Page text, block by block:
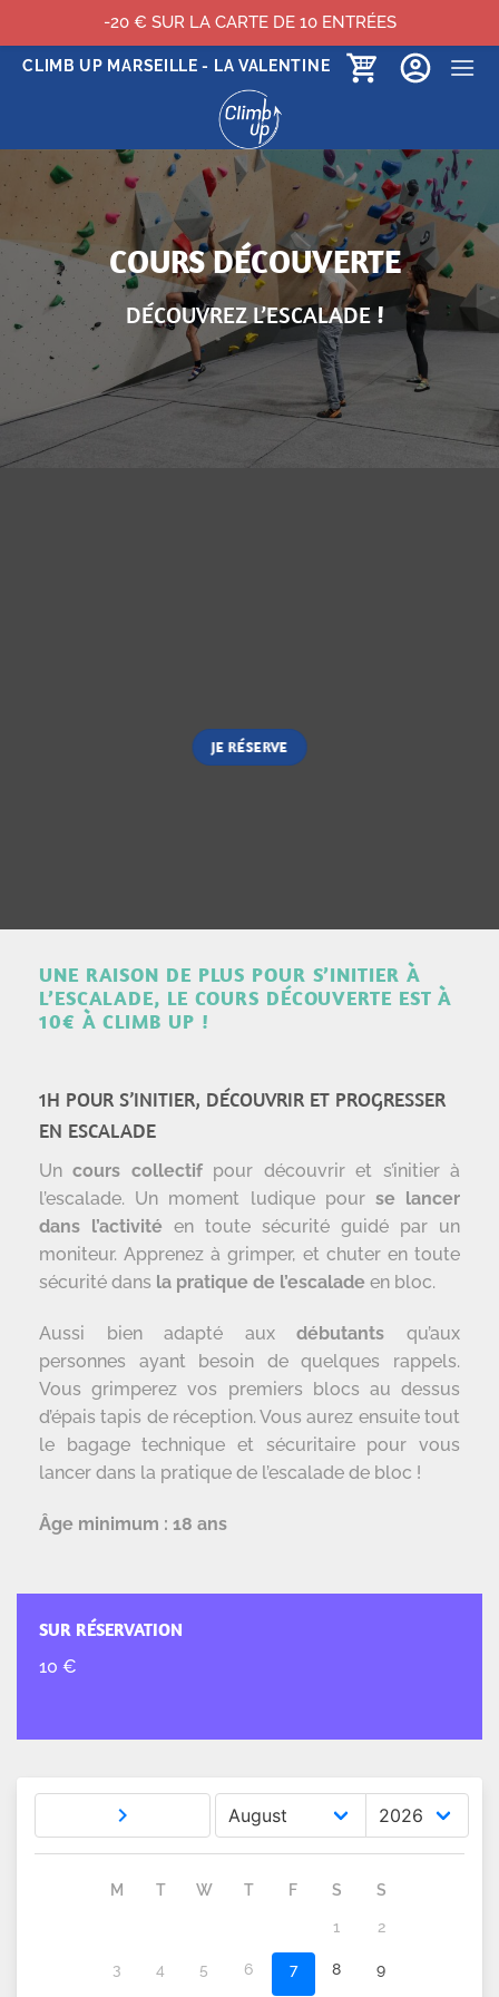
Passer
CLIMB UP MARSEILLE - LA VALENTINE
COURS DÉCOUVERTE
DÉCOUVREZ L’ESCALADE!
JE RÉSERVE
UNE RAISON DE PLUS POUR S’INITIER À
L’ESCALADE, LE COURS DÉCOUVERTE EST À
10€ À CLIMB UP !
1H POUR S’INITIER, DÉCOUVRIR ET PROGRESSER
EN ESCALADE
Un cours collectifpour découvrir et s’initier à
l’escalade. Un moment ludique pour se lancer
dans l’activité en toute sécurité guidé par un
moniteur. Apprenez à grimper, et chuter en toute
sécurité dans la pratique de l’escalade en bloc.
Aussi bien adapté auxdébutants qu’aux
personnes ayant besoin de quelques rappels.
Vous grimperez vos premiers blocs au dessus
d’épais tapis de réception. Vous aurez ensuite tout
le bagage technique et sécuritaire pour vous
lancer dans la pratique de l’escalade de bloc !
Âge minimum : 18 ans
SUR RÉSERVATION
-20 € SUR LA CARTE DE 10 ENTRÉES